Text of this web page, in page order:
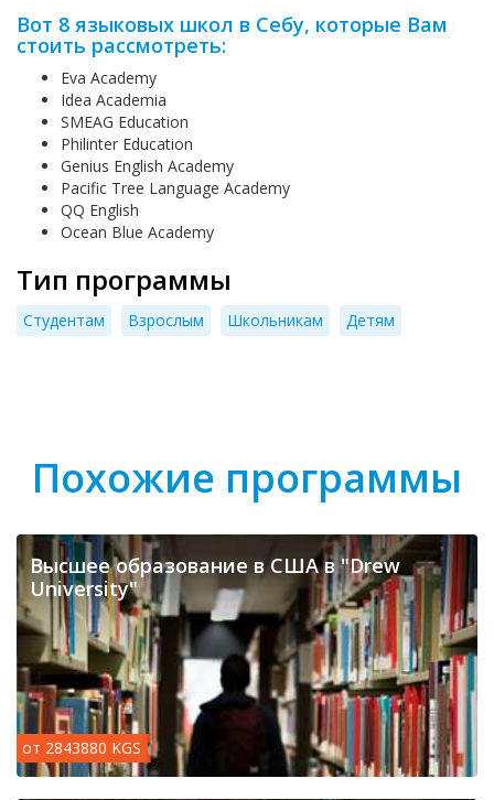
Вот 8 языковых школ в Себу, которые Вам
стоить рассмотреть:
Eva Academy
Idea Academia
SMEAG Education
Philinter Education
Genius English Academy
Pacific Tree Language Academy
QQ English
Ocean Blue Academy
Тип программы
Студентам Взрослым Школьникам Детям
Похожие программы
Высшее образование в США в "Drew
University"
от 2843880 KGS